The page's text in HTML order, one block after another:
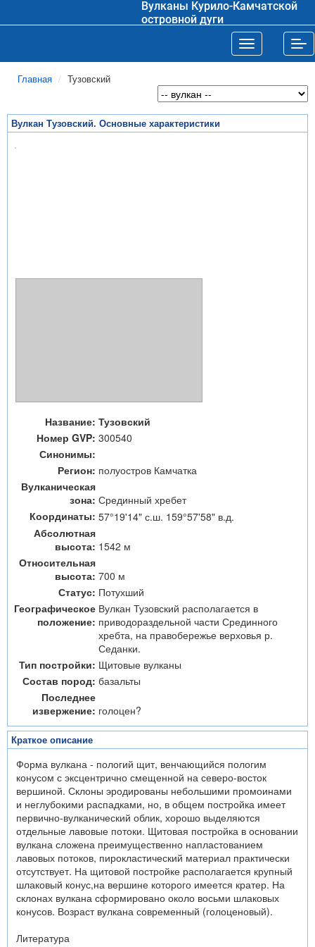
Вулканы Курило-Камчатской
островной дуги
Toggle
Главная Тузовский
Вулкан Тузовский. Основные характеристики
Название: Тузовский
Номер GVP: 300540
Синонимы:
Регион: полуостров Камчатка
Вулканическая
зона: Срединный хребет
Координаты: 57°19'14" с.ш. 159°57'58" в.д.
Абсолютная
высота: 1542 м
Относительная
высота: 700 м
Статус: Потухший
Географическое
положение:
Вулкан Тузовский располагается в
приводораздельной части Срединного
хребта, на правобережье верховья р.
Седанки.
Тип постройки: Щитовые вулканы
Состав пород: базальты
Последнее
извержение: голоцен?
Краткое описание
Форма вулкана - пологий щит, венчающийся пологим
конусом с эксцентрично смещенной на северо-восток
вершиной. Склоны эродированы небольшими промоинами
и неглубокими распадками, но, в общем постройка имеет
первично-вулканический облик, хорошо выделяются
отдельные лавовые потоки. Щитовая постройка в основании
вулкана сложена преимущественно напластованием
лавовых потоков, пирокластический материал практически
отсутствует. На щитовой постройке располагается крупный
шлаковый конус,на вершине которого имеется кратер. На
склонах вулкана сформировано около восьми шлаковых
конусов. Возраст вулкана современный (голоценовый).
Литература